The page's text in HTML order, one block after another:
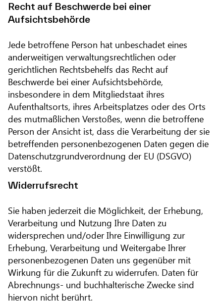
Recht auf Beschwerde bei einer
Aufsichtsbehörde
Jede betroffene Person hat unbeschadet eines
anderweitigen verwaltungsrechtlichen oder
gerichtlichen Rechtsbehelfs das Recht auf
Beschwerde bei einer Aufsichtsbehörde,
insbesondere in dem Mitgliedstaat ihres
Aufenthaltsorts, ihres Arbeitsplatzes oder des Orts
des mutmaßlichen Verstoßes, wenn die betroffene
Person der Ansicht ist, dass die Verarbeitung der sie
betreffenden personenbezogenen Daten gegen die
Datenschutzgrundverordnung der EU (DSGVO)
verstößt.
Widerrufsrecht
Sie haben jederzeit die Möglichkeit, der Erhebung,
Verarbeitung und Nutzung Ihre Daten zu
widersprechen und/oder Ihre Einwilligung zur
Erhebung, Verarbeitung und Weitergabe Ihrer
personenbezogenen Daten uns gegenüber mit
Wirkung für die Zukunft zu widerrufen. Daten für
Abrechnungs- und buchhalterische Zwecke sind
hiervon nicht berührt.